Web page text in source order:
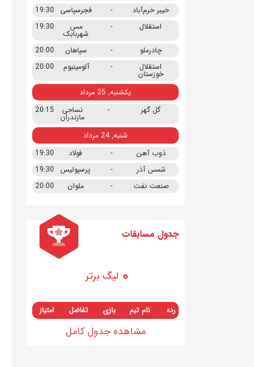
خیبر خرم‌آباد
- فجرسپاسی
19:30
استقلال
- مس
شهربابک
19:30
چادرملو - سپاهان
20:00
استقلال
خوزستان
- آلومینیوم 20:00
یکشنبه, 25 مرداد
گل گهر
- نساجی
مازندران
20:15
شنبه, 24 مرداد
ذوب آهن
- فولاد
19:30
شمس آذر
- پرسپولیس
19:30
صنعت نفت
- ملوان 20:00
جدول مسابقات
لیگ برتر
رده نام تیم بازی تفاضل امتیاز
مشاهده جدول کامل